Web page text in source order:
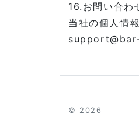
16.お問い合わ
当社の個人情
© 2026